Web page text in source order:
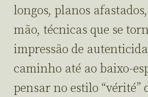
longos, planos
mão, técnicas que se
impressão de
caminho até ao baixo-
pensar no estilo “vérité”